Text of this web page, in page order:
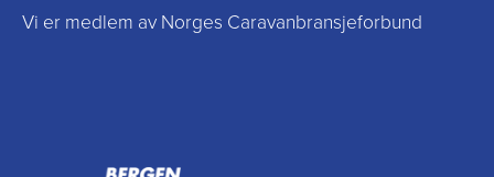
Vi er medlem av Norges Caravanbransjeforbund